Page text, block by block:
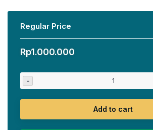
Regular Price
Rp1.000.000
-
Add to cart